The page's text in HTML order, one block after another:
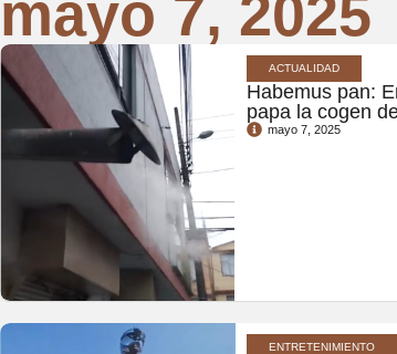
mayo 7, 2025
ACTUALIDAD
Habemus pan:
papa la cogen
mayo 7, 2025
ENTRETENIMIENTO